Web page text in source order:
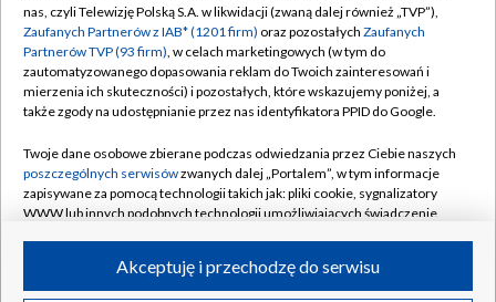
Emisja w TVP
Centrum informacji TVP
Naziemna Telewizja Cyfrowa
Rada Programowa
System NOS
Informacje o nadawcy
Program dla prasy
Polityka prywatności
Moje zgody
Pomoc
Kontakt
Kanały
nas, czyli Telewizję Polską S.A. w likwidacji (zwaną dalej również „TVP”),
Zaufanych Partnerów z IAB* (1201 firm) oraz pozostałych Zaufanych
Partnerów TVP (93 firm), w celach marketingowych (w tym do
zautomatyzowanego dopasowania reklam do Twoich zainteresowań i
mierzenia ich skuteczności) i pozostałych, które wskazujemy poniżej, a
także zgody na udostępnianie przez nas identyfikatora PPID do Google.
Twoje dane osobowe zbierane podczas odwiedzania przez Ciebie naszych
poszczególnych serwisówzwanych dalej „Portalem”, w tym informacje
zapisywane za pomocą technologii takich jak: pliki cookie, sygnalizatory
WWW lub innych podobnych technologii umożliwiających świadczenie
ruchu w Internecie.Akceptuję i przechodzę do serwisu